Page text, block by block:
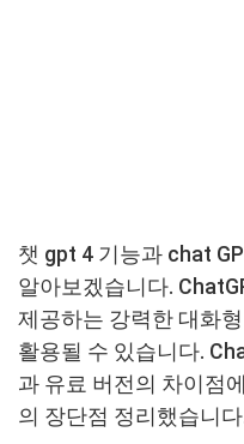
챗 gpt 4 기능과 chat
알아보겠습니다.
제공하는 강력한 대화
활용될 수 있습니다.
과 유료 버전의 차이점
의 장단점 정리했습니